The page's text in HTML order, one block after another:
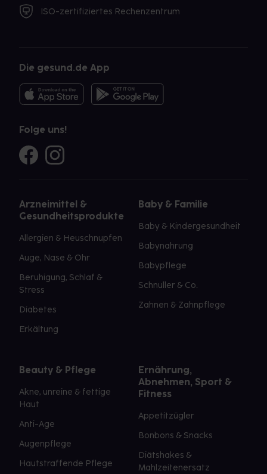
ISO-zertifiziertes Rechenzentrum
Die gesund.de App
Folge uns!
Arzneimittel &
Gesundheitsprodukte
Allergien & Heuschnupfen
Auge, Nase & Ohr
Beruhigung, Schlaf &
Stress
Diabetes
Erkältung
Baby & Familie
Baby & Kindergesundheit
Babynahrung
Babypflege
Schnuller & Co.
Zahnen & Zahnpflege
Beauty & Pflege
Akne, unreine & fettige
Haut
Anti-Age
Augenpflege
Hautstraffende Pflege
Ernährung,
Abnehmen, Sport &
Fitness
Appetitzügler
Bonbons & Snacks
Diätshakes &
Mahlzeitenersatz